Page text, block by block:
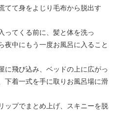
て身をよじり毛布から脱出す
ってくる前に、髪と体を洗っ
中にもう一度お風呂に入ること
飛び込み、ベッドの上に広がっ
下着一式を手に取りお風呂場に滑
プでまとめ上げ、スキニーを脱